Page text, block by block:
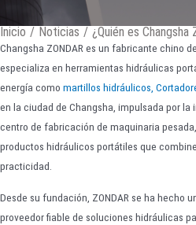
Inicio / Noticias / ¿Quién es Changsha
Changsha ZONDAR es un fabricante chino
especializa en herramientas hidráulicas
energía como martillos hidráulicos,
en la ciudad de Changsha, impulsada por
centro de fabricación de maquinaria
productos hidráulicos portátiles que
practicidad.
Desde su fundación, ZONDAR se ha hecho
proveedor fiable de soluciones hidráulicas